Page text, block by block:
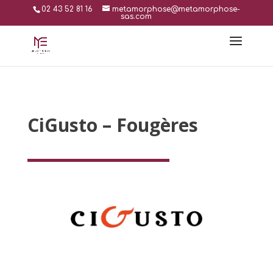
02 43 52 81 16
metamorphose@metamorphose-
sas.com
CiGusto – Fougères